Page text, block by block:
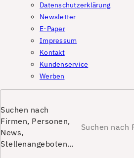
Datenschutzerklärung
Newsletter
E-Paper
Impressum
Kontakt
Kundenservice
Werben
Suchen nach
Firmen, Personen,
News,
Stellenangeboten…